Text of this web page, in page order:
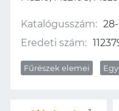
Katalógusszám:
Eredeti szám:
Fűrészek elemei